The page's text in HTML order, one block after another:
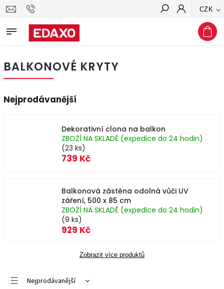
CZK
Hledat
BALKONOVÉ KRYTY
Nejprodávanější
Dekorativní clona na balkon
ZBOŽÍ NA SKLADĚ (expedice do 24 hodin)
(23 ks)
739 Kč
Balkonová zástěna odolná vůči UV
záření, 500 x 85 cm
ZBOŽÍ NA SKLADĚ (expedice do 24 hodin)
(9 ks)
929 Kč
Zobrazit více produktů
Nejprodávanější